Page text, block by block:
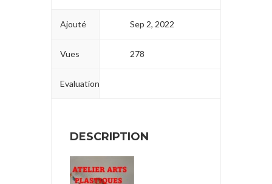
Ajouté Sep 2, 2022
Vues 278
Evaluation
DESCRIPTION